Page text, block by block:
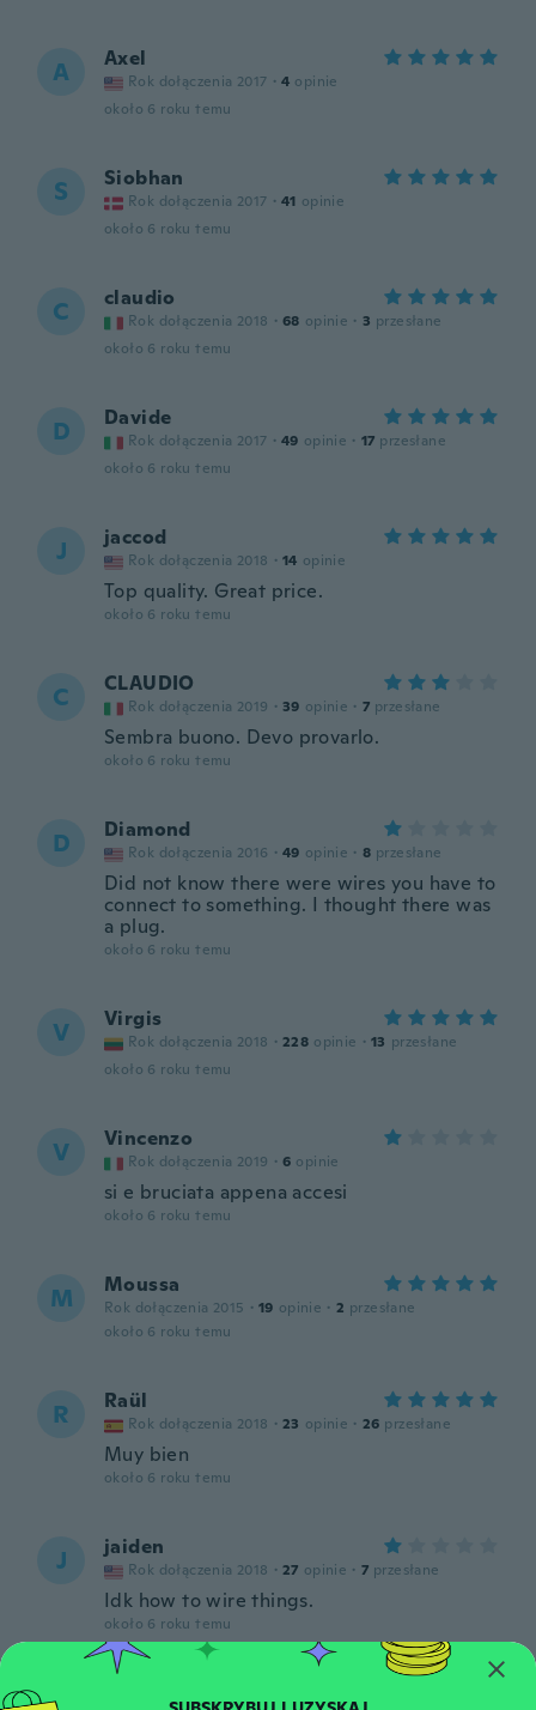
A Axel
Rok dołączenia 2017 · 4 opinie
około 6 roku temu
S Siobhan
Rok dołączenia 2017 · 41 opinie
około 6 roku temu
C claudio
Rok dołączenia 2018 · 68 opinie · 3 przesłane
około 6 roku temu
D Davide
Rok dołączenia 2017 · 49 opinie · 17 przesłane
około 6 roku temu
J jaccod
Rok dołączenia 2018 · 14 opinie
Top quality. Great price.
około 6 roku temu
C CLAUDIO
Rok dołączenia 2019 · 39 opinie · 7 przesłane
Sembra buono. Devo provarlo.
około 6 roku temu
D Diamond
Rok dołączenia 2016 · 49 opinie · 8 przesłane
Did not know there were wires you have to
connect to something. I thought there was
a plug.
około 6 roku temu
V Virgis
Rok dołączenia 2018 · 228 opinie · 13 przesłane
około 6 roku temu
V Vincenzo
Rok dołączenia 2019 · 6 opinie
si e bruciata appena accesi
około 6 roku temu
M Moussa
Rok dołączenia 2015 · 19 opinie · 2 przesłane
około 6 roku temu
R Raül
Rok dołączenia 2018 · 23 opinie · 26 przesłane
Muy bien
około 6 roku temu
J jaiden
Rok dołączenia 2018 · 27 opinie · 7 przesłane
Idk how to wire things.
około 6 roku temu